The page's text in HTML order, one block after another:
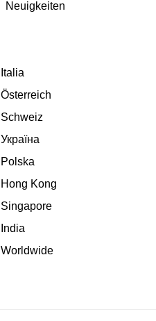
Neuigkeiten
Italia
Österreich
Schweiz
Україна
Polska
Hong Kong
Singapore
India
Worldwide